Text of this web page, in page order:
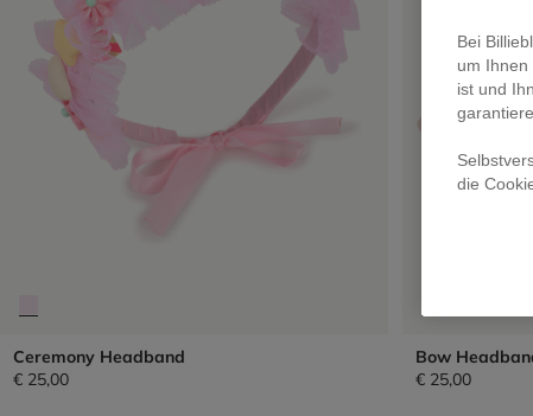
Ceremony Headband
€ 25,00
Bow
€ 25,00
Bei
um Ihnen
ist und
die